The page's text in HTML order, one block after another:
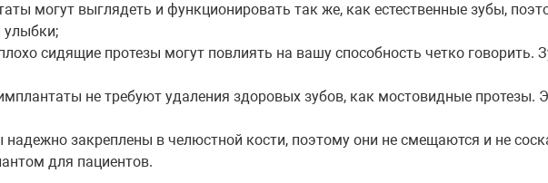
могут выглядеть и функционировать так же, как естественные зубы,
улыбки;
сидящие протезы могут повлиять на вашу способность четко говорить.
не требуют удаления здоровых зубов, как мостовидные протезы.
закреплены в челюстной кости, поэтому они не смещаются и не
для пациентов.